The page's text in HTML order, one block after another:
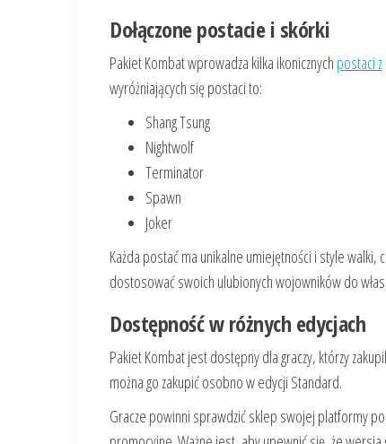
Dołączone postacie i skórki
Pakiet Kombat wprowadza kilka ikonicznych postaci z
wyróżniających się postaci to:
Shang Tsung
Nightwolf
Terminator
Spawn
Joker
Każda postać ma unikalne umiejętności i style
dostosować swoich ulubionych wojowników do
Dostępność w różnych edycjach
Pakiet Kombat jest dostępny dla graczy, którzy
można go zakupić osobno w edycji Standard.
Gracze powinni sprawdzić sklep swojej platformy